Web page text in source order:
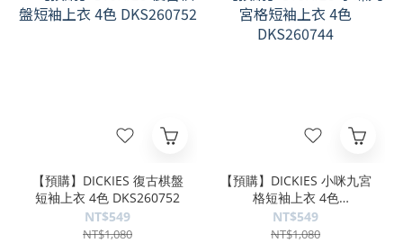
【預購】DICKIES 復古棋盤
短袖上衣 4色 DKS260752
NT$549
NT$1,080
【預購】DICKIES 小咪九宮
格短袖上衣 4色
DKS260744
NT$549
NT$1,080